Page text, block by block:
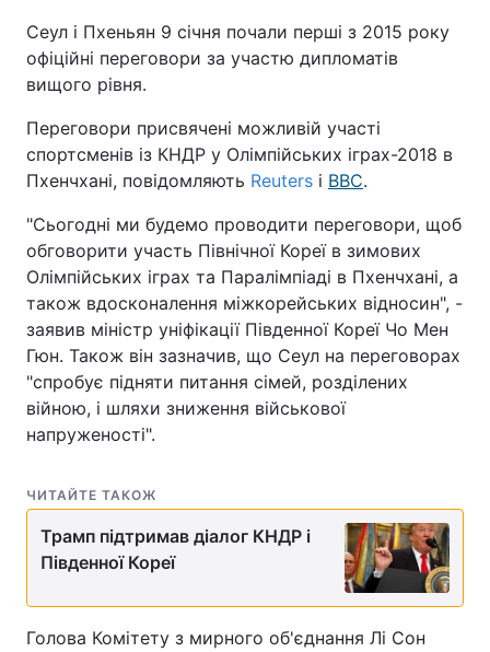
Сеул і Пхеньян 9 січня почали перші з 2015 року
офіційні переговори за участю дипломатів
вищого рівня.
Переговори присвячені можливій участі
спортсменів із КНДР у Олімпійських іграх-2018 в
Пхенчхані, повідомляють Reuters і BBC.
"Сьогодні ми будемо проводити переговори, щоб
обговорити участь Північної Кореї в зимових
Олімпійських іграх та Паралімпіаді в Пхенчхані, а
також вдосконалення міжкорейських відносин", -
заявив міністр уніфікації Південної Кореї Чо Мен
Гюн. Також він зазначив, що Сеул на переговорах
"спробує підняти питання сімей, розділених
війною, і шляхи зниження військової
напруженості".
ЧИТАЙТЕ ТАКОЖ
Трамп підтримав діалог КНДР і
Південної Кореї
Голова Комітету з мирного об'єднання Лі Сон